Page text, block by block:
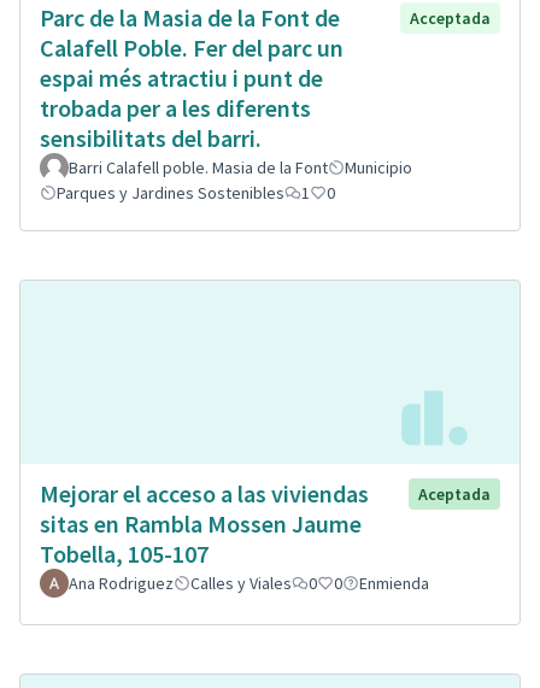
Parc de la Masia de la Font de
Calafell Poble. Fer del parc un
espai més atractiu i punt de
trobada per a les diferents
sensibilitats del barri.
Acceptada
Barri Calafell poble. Masia de la Font
Municipio
Parques y Jardines Sostenibles
1 0
Mejorar el acceso a las viviendas
sitas en Rambla Mossen Jaume
Tobella, 105-107
Aceptada
Ana Rodriguez Calles y Viales 0 0 Enmienda